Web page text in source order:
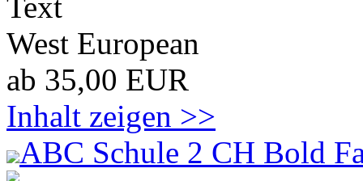
West European
ab 35,00 EUR
Inhalt zeigen >>
ABC Schule 2 CH Bold